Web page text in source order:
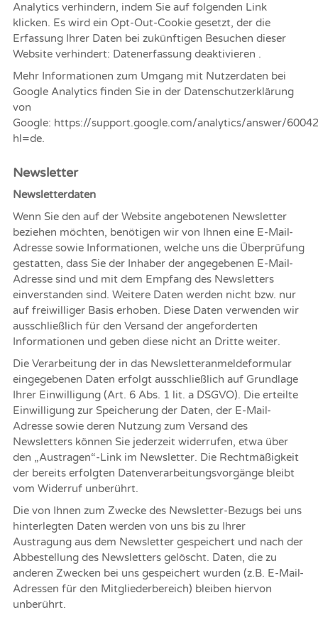
Analytics verhindern, indem Sie auf folgenden Link
klicken. Es wird ein Opt-Out-Cookie gesetzt, der die
Erfassung Ihrer Daten bei zukünftigen Besuchen dieser
Website verhindert: Datenerfassung deaktivieren .
Mehr Informationen zum Umgang mit Nutzerdaten bei
Google Analytics finden Sie in der Datenschutzerklärung
von
Google: https://support.google.com/analytics/answer/
hl=de.
Newsletter
Newsletterdaten
Wenn Sie den auf der Website angebotenen Newsletter
beziehen möchten, benötigen wir von Ihnen eine E-Mail-
Adresse sowie Informationen, welche uns die Überprüfung
gestatten, dass Sie der Inhaber der angegebenen E-Mail-
Adresse sind und mit dem Empfang des Newsletters
einverstanden sind. Weitere Daten werden nicht bzw. nur
auf freiwilliger Basis erhoben. Diese Daten verwenden wir
ausschließlich für den Versand der angeforderten
Informationen und geben diese nicht an Dritte weiter.
Die Verarbeitung der in das Newsletteranmeldeformular
eingegebenen Daten erfolgt ausschließlich auf Grundlage
Ihrer Einwilligung (Art. 6 Abs. 1 lit. a DSGVO). Die erteilte
Einwilligung zur Speicherung der Daten, der E-Mail-
Adresse sowie deren Nutzung zum Versand des
Newsletters können Sie jederzeit widerrufen, etwa über
den „Austragen“-Link im Newsletter. Die Rechtmäßigkeit
der bereits erfolgten Datenverarbeitungsvorgänge bleibt
vom Widerruf unberührt.
Die von Ihnen zum Zwecke des Newsletter-Bezugs bei uns
hinterlegten Daten werden von uns bis zu Ihrer
Austragung aus dem Newsletter gespeichert und nach der
Abbestellung des Newsletters gelöscht. Daten, die zu
anderen Zwecken bei uns gespeichert wurden (z.B. E-Mail-
Adressen für den Mitgliederbereich) bleiben hiervon
unberührt.